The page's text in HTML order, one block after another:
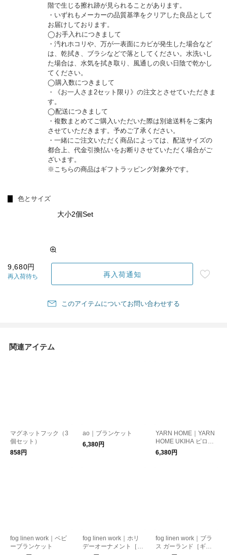
階で生じる擦れ跡が見られることがあります。
・いずれもメーカーの品質基準をクリアした良品として
お届けしております。
◯お手入れにつきまして
・汚れホコリや、万が一表面にカビが発生した場合など
は、乾拭き、ブラシなどで落としてください。水洗いし
た場合は、水気を拭き取り、風通しの良い日陰で乾かし
てください。
◯購入数につきまして
・《お一人さま2セット限り》の注文とさせていただきま
す。
◯配送につきまして
・複数まとめてご購入いただいた際は別途送料をご案内
させていただきます。予めご了承ください。
・一緒にご注文いただく商品によっては、配送サイズの
都合上、代金引換払いをお断りさせていただく場合がご
ざいます。
※こちらの商品はギフトラッピング対象外です。
色とサイズ
大小2個Set
9,680円
再入荷待ち 再入荷通知
このアイテムについてお問い合わせする
関連アイテム
マグネットフック（3
個セット）
858円
ao｜ブランケット
6,380円
YARN HOME｜YARN
HOME UKIHA ピロー
ケース［新生活］
6,380円
fog linen work｜ベビ
ーブランケット
fog linen work｜ホリ
デーオーナメント［ギ
fog linen work｜ブラ
ス ガーランド［ギフ